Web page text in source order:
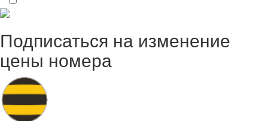
Подписаться на изменение
цены номера